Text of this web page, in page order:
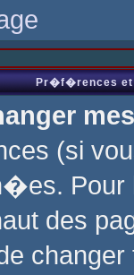
Pr�f�rences et
(si
des